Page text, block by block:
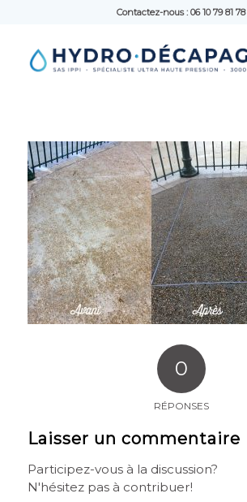
Contactez-nous : 06 10 79 81 78
0
RÉPONSES
Laisser un commentaire
Participez-vous à la discussion?
N'hésitez pas à contribuer!